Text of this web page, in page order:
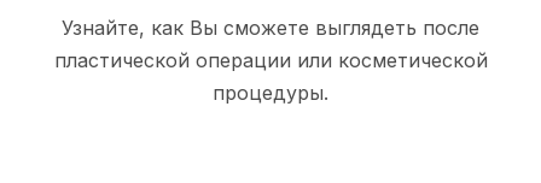
Узнайте, как Вы сможете выглядеть после
пластической операции или косметической
процедуры.